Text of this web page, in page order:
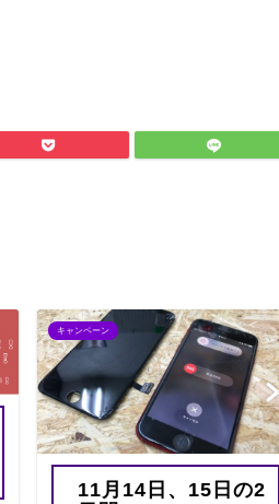
キャンペーン
11月14日、15日の2